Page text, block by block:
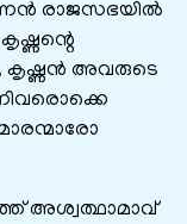
രാജസഭയില്‍
കൃഷ്ണന്‍ അവരുടെ
അശ്വത്ഥാമാവ്